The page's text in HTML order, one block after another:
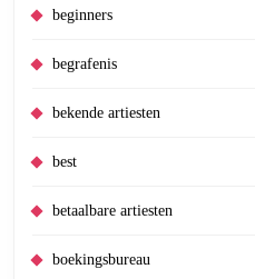
beginners
begrafenis
bekende artiesten
best
betaalbare artiesten
boekingsbureau